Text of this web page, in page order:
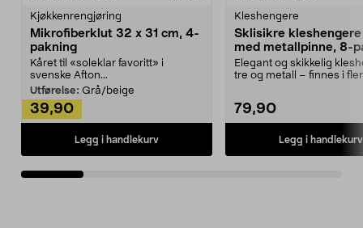
Kjøkkenrengjøring
Mikrofiberklut 32 x 31 cm, 4-
pakning
Kåret til «soleklar favoritt» i
svenske Afton...
Utførelse: Grå/beige
39,90
Legg i handlekurv
Kleshengere
Sklisikre
med metallpinne, 8-
Elegant og skikkelig
tre og metall – finnes i
79,90
Legg i handlekurv